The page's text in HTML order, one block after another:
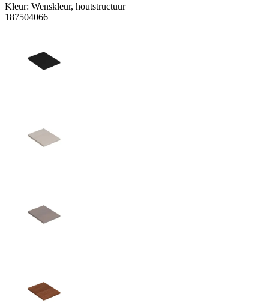
Kleur: Wenskleur, houtstructuur
187504066